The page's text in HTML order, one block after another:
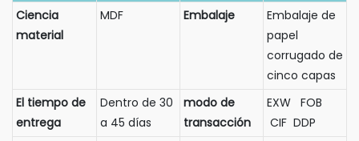
Ciencia
material
MDF Embalaje
Embalaje de
papel
corrugado de
cinco capas
El tiempo de
entrega
Dentro de 30
a 45 días
modo de
transacción
EXW FOB
CIF DDP